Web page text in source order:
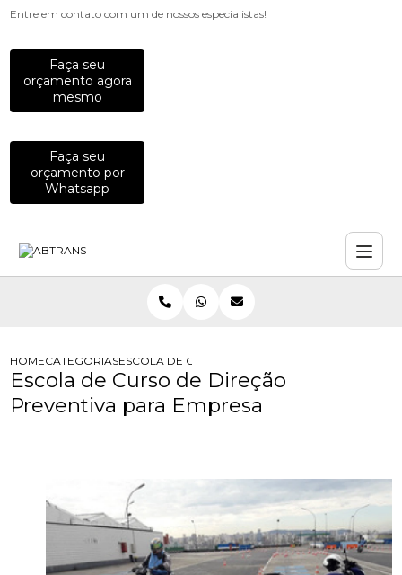
Entre em contato com um de nossos especialistas!
Faça seu
orçamento agora
mesmo
Faça seu
orçamento por
Whatsapp
HOMECATEGORIASESCOLA DE CURSO DE DIRECAO PREVENTIVA
Escola de Curso de Direção
Preventiva para Empresa